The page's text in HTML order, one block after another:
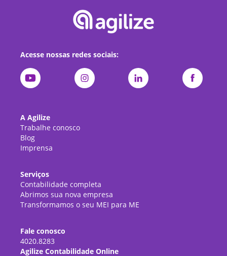
Acesse nossas redes sociais:
A Agilize
Trabalhe conosco
Blog
Imprensa
Serviços
Contabilidade completa
Abrimos sua nova empresa
Transformamos o seu MEI para ME
Fale conosco
4020.8283
Agilize Contabilidade Online